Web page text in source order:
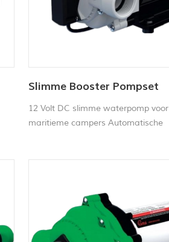
Slimme Booster Pompset
12 Volt DC slimme waterpomp voor
maritieme campers Automatische